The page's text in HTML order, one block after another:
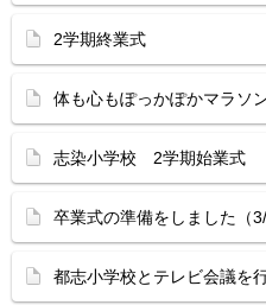
2学期終業式
体も心もぽっかぽかマラソ
志染小学校 2学期始業式
卒業式の準備をしました（3/
都志小学校とテレビ会議を